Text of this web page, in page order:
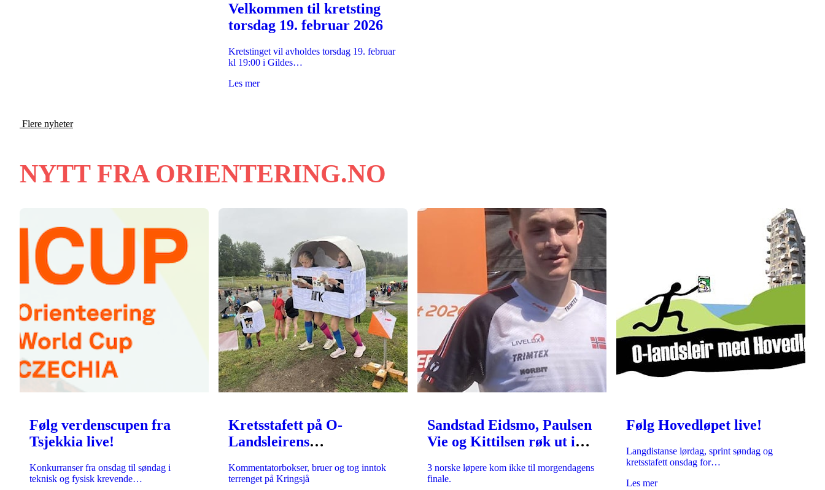
Velkommen til kretsting
torsdag 19. februar 2026
Kretstinget vil avholdes torsdag 19. februar
kl 19:00 i Gildes…
Les mer
Flere nyheter
NYTT FRA ORIENTERING.NO
Følg verdenscupen fra
Tsjekkia live!
Konkurranser fra onsdag til søndag i
teknisk og fysisk krevende…
Kretsstafett på O-
Landsleirens
Kommentatorbokser, bruer og tog inntok
terrenget på Kringsjå
Sandstad Eidsmo, Paulsen
Vie og Kittilsen røk ut i
3 norske løpere kom ikke til morgendagens
finale.
Følg Hovedløpet live!
Langdistanse lørdag, sprint søndag og
kretsstafett onsdag for…
Les mer